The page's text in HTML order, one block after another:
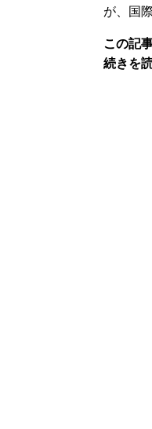
が、国
この記
続きを